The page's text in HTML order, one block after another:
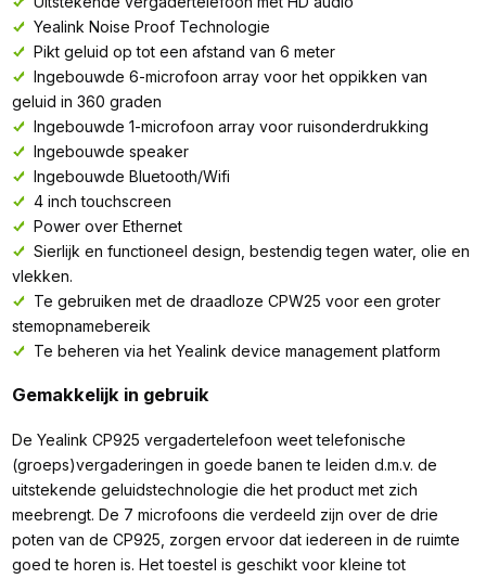
Yealink Noise Proof Technologie
Pikt geluid op tot een afstand van 6 meter
Ingebouwde 6-microfoon array voor het oppikken van
geluid in 360 graden
Ingebouwde 1-microfoon array voor ruisonderdrukking
Ingebouwde speaker
Ingebouwde Bluetooth/Wifi
4 inch touchscreen
Power over Ethernet
Sierlijk en functioneel design, bestendig tegen water, olie en
vlekken.
Te gebruiken met de draadloze CPW25 voor een groter
stemopnamebereik
Te beheren via het Yealink device management platform
Gemakkelijk in gebruik
De Yealink CP925 vergadertelefoon weet telefonische
(groeps)vergaderingen in goede banen te leiden d.m.v. de
uitstekende geluidstechnologie die het product met zich
meebrengt. De 7 microfoons die verdeeld zijn over de drie
poten van de CP925, zorgen ervoor dat iedereen in de ruimte
goed te horen is. Het toestel is geschikt voor kleine tot